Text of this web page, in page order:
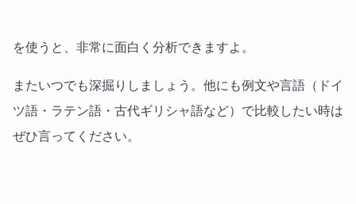
を使うと、非常に面白く分析できますよ。
またいつでも深掘りしましょう。他にも例文や言語（ドイ
ツ語・ラテン語・古代ギリシャ語など）で比較したい時は
ぜひ言ってください。